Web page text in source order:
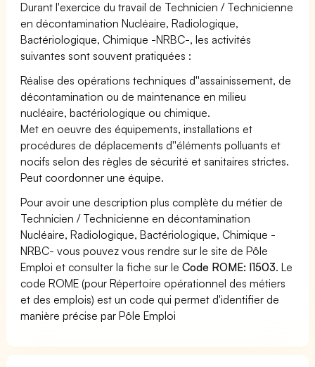
Durant l'exercice du travail de Technicien / Technicienne
en décontamination Nucléaire, Radiologique,
Bactériologique, Chimique -NRBC-, les activités
suivantes sont souvent pratiquées :
Réalise des opérations techniques d''assainissement, de
décontamination ou de maintenance en milieu
nucléaire, bactériologique ou chimique.
Met en oeuvre des équipements, installations et
procédures de déplacements d''éléments polluants et
nocifs selon des règles de sécurité et sanitaires strictes.
Peut coordonner une équipe.
Pour avoir une description plus complète du métier de
Technicien / Technicienne en décontamination
Nucléaire, Radiologique, Bactériologique, Chimique -
NRBC- vous pouvez vous rendre sur le site de Pôle
Emploi et consulter la fiche sur leCode ROME: I1503. Le
code ROME (pour Répertoire opérationnel des métiers
et des emplois) est un code qui permet d'identifier de
manière précise par Pôle Emploi